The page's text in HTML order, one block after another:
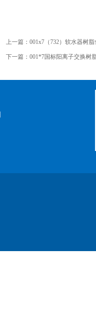
上一篇： 001x7（732）软水器树
下一篇： 001*7国标阳离子交换树